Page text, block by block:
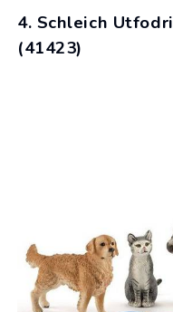
4. Schleich
(41423)